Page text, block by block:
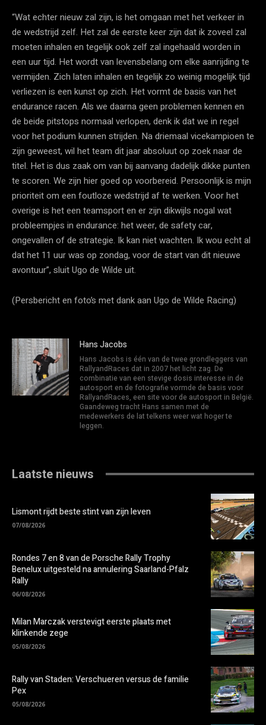
“Wat echter nieuw zal zijn, is het omgaan met het verkeer in
de wedstrijd zelf. Het zal de eerste keer zijn dat ik zoveel zal
moeten inhalen en tegelijk ook zelf zal ingehaald worden in
een uur tijd. Het wordt van levensbelang om elke aanrijding te
vermijden. Zich laten inhalen en tegelijk zo weinig mogelijk tijd
verliezen is een kunst op zich. Het vormt de basis van het
endurance racen. Als we daarna geen problemen kennen en
de beide pitstops normaal verlopen, denk ik dat we in regel
voor het podium kunnen strijden. Na driemaal vicekampioen te
zijn geweest, wil het team dit jaar absoluut op zoek naar de
titel. Het is dus zaak om van bij aanvang dadelijk dikke punten
te scoren. We zijn hier goed op voorbereid. Persoonlijk is mijn
prioriteit om een foutloze wedstrijd af te werken. Voor het
overige is het een teamsport en er zijn dikwijls nogal wat
probleempjes in endurance: het weer, de safety car,
ongevallen of de strategie. Ik kan niet wachten. Ik wou echt al
dat het 11 uur was op zondag, voor de start van dit nieuwe
avontuur”, sluit Ugo de Wilde uit.
(Persbericht en foto’s met dank aan Ugo de Wilde Racing)
Hans Jacobs
Hans Jacobs is één van de twee grondleggers van
RallyandRaces dat in 2007 het licht zag. De
combinatie van een stevige dosis interesse in de
autosport en de fotografie vormde de basis voor
RallyandRaces, een site voor de autosport in België.
Gaandeweg tracht Hans samen met de
medewerkers de lat telkens weer wat hoger te
leggen.
Laatste nieuws
Lismont rijdt beste stint van zijn leven
07/08/2026
Rondes 7 en 8 van de Porsche Rally Trophy
Benelux uitgesteld na annulering Saarland-Pfalz
Rally
06/08/2026
Milan Marczak verstevigt eerste plaats met
klinkende zege
05/08/2026
Rally van Staden: Verschueren versus de familie
Pex
05/08/2026